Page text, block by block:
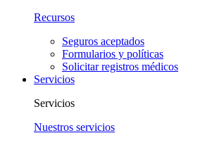
Recursos
Seguros aceptados
Formularios y políticas
Solicitar registros médicos
Servicios
Servicios
Nuestros servicios